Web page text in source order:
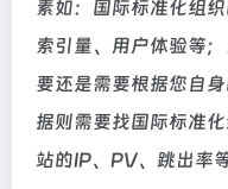
素如：国际标准化组
索引量、用户体验等
要还是需要根据您自
据则需要找国际标准
站的IP、PV、跳出率等